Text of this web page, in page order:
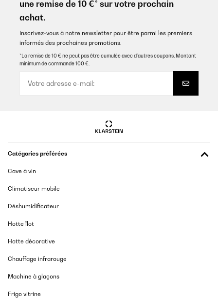
une remise de 10 €* sur votre prochain
achat.
Inscrivez-vous à notre newsletter pour être parmi les premiers
informés des prochaines promotions.
*La remise de 10 € ne peut pas être cumulée avec d’autres coupons. Montant
minimum de commande 100 €.
Catégories préférées
Cave à vin
Climatiseur mobile
Déshumidificateur
Hotte îlot
Hotte décorative
Chauffage infrarouge
Machine à glaçons
Frigo vitrine